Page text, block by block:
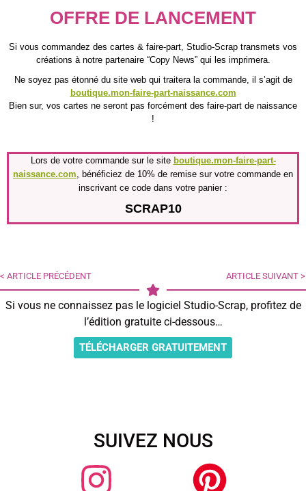
OFFRE DE LANCEMENT
Si vous commandez des cartes & faire-part, Studio-Scrap transmets vos
créations à notre partenaire “Copy News” qui les imprimera.
Ne soyez pas étonné du site web qui traitera la commande, il s’agit de
boutique.mon-faire-part-naissance.com
Bien sur, vos cartes ne seront pas forcément des faire-part de naissance
!
Lors de votre commande sur le site boutique.mon-faire-part-
naissance.com, bénéficiez de 10% de remise sur votre commande en
inscrivant ce code dans votre panier :
SCRAP10
< ARTICLE PRÉCÉDENT ARTICLE SUIVANT >
Si vous ne connaissez pas le logiciel Studio-Scrap, profitez de
l’édition gratuite ci-dessous…
TÉLÉCHARGER GRATUITEMENT
SUIVEZ NOUS